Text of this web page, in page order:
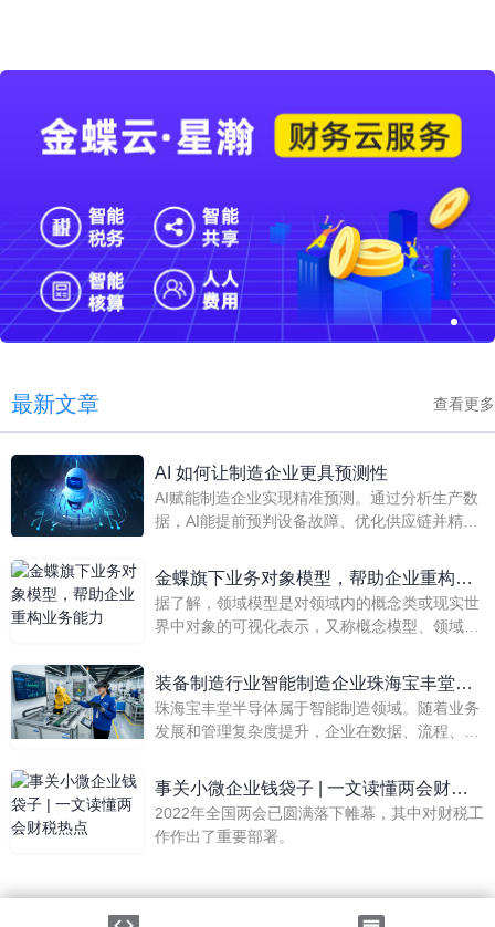
最新文章 查看更多
AI 如何让制造企业更具预测性
AI赋能制造企业实现精准预测。通过分析生产数
据，AI能提前预判设备故障、优化供应链并精准
提升市场响应速度。这使企业从被动应对转向主
动决策，显著增强运营韧性与竞争力。
金蝶旗下业务对象模型，帮助企业重构业
务能力
据了解，领域模型是对领域内的概念类或现实世
界中对象的可视化表示，又称概念模型、领域对
本身，发掘重要的业务领域概念，并建立业务领
域概念之间的关系。金蝶所打造的业务对象模型
就为企业带来了助推作用。
装备制造行业智能制造企业珠海宝丰堂半
导体：金蝶AI星空助力实现BOM全生命周
期管理、工程变更闭环、研发与生产高效
珠海宝丰堂半导体属于智能制造领域。随着业务
发展和管理复杂度提升，企业在数据、流程、系
金蝶AI星空、ERP支撑珠海宝丰堂半导体推进数
字化建设，帮助企业构建更统一、更协同、更可
追溯的经营管理体系。项目实现金蝶AI星空（企
业版）将为宝丰堂半导体打造更强竞争力、更高
险；实现BOM全生命周期管理、工程变更闭环、
​事关小微企业钱袋子 | 一文读懂两会财税
热点
2022年全国两会已圆满落下帷幕，其中对财税工
作作出了重要部署。